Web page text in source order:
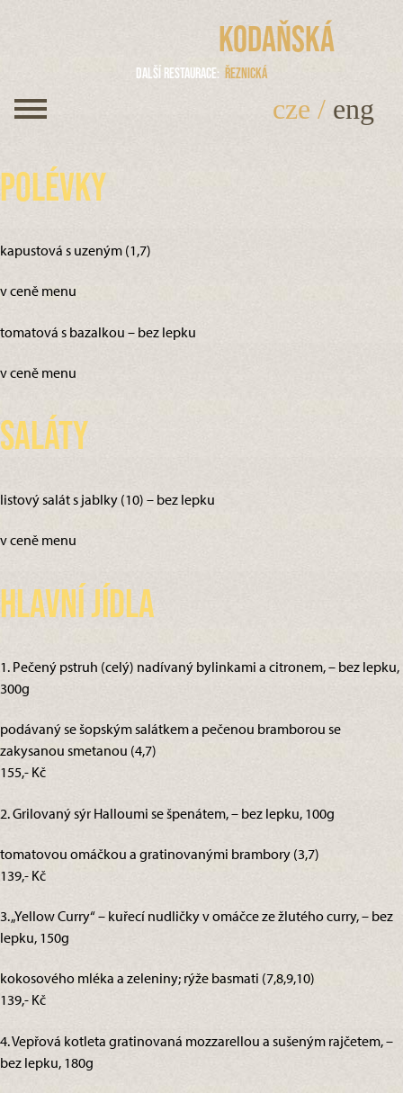
Kodaňská
Další restaurace Řeznická
cze / eng
Polévky
kapustová s uzeným (1,7)
v ceně menu
tomatová s bazalkou – bez lepku
v ceně menu
Saláty
listový salát s jablky (10) – bez lepku
v ceně menu
Hlavní jídla
1. Pečený pstruh (celý) nadívaný bylinkami a citronem, – bez lepku,
300g
podávaný se šopským salátkem a pečenou bramborou se
zakysanou smetanou (4,7)
155,- Kč
2. Grilovaný sýr Halloumi se špenátem, – bez lepku, 100g
tomatovou omáčkou a gratinovanými brambory (3,7)
139,- Kč
3. „Yellow Curry“ – kuřecí nudličky v omáčce ze žlutého curry, – bez
lepku, 150g
kokosového mléka a zeleniny; rýže basmati (7,8,9,10)
139,- Kč
4. Vepřová kotleta gratinovaná mozzarellou a sušeným rajčetem, –
bez lepku, 180g